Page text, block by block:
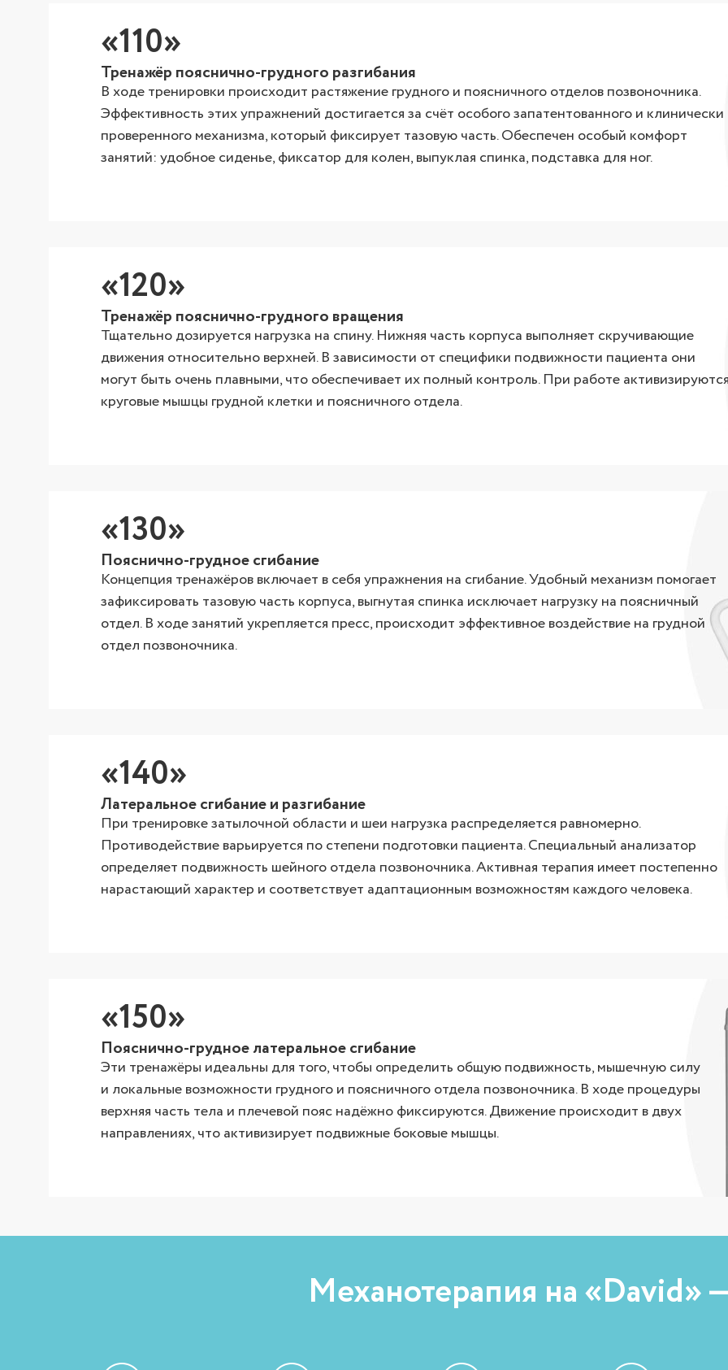
«110»
Тренажёр пояснично-грудного разгибания
В ходе тренировки происходит растяжение грудного и поясничного отделов позвоночника.
Эффективность этих упражнений достигается за счёт особого запатентованного и клинически
проверенного механизма, который фиксирует тазовую часть. Обеспечен особый комфорт
занятий: удобное сиденье, фиксатор для колен, выпуклая спинка, подставка для ног.
«120»
Тренажёр пояснично-грудного вращения
Тщательно дозируется нагрузка на спину. Нижняя часть корпуса выполняет скручивающие
движения относительно верхней. В зависимости от специфики подвижности пациента они
могут быть очень плавными, что обеспечивает их полный контроль. При работе
круговые мышцы грудной клетки и поясничного отдела.
«130»
Пояснично-грудное сгибание
Концепция тренажёров включает в себя упражнения на сгибание. Удобный механизм помогает
зафиксировать тазовую часть корпуса, выгнутая спинка исключает нагрузку на поясничный
отдел. В ходе занятий укрепляется пресс, происходит эффективное воздействие на грудной
отдел позвоночника.
«140»
Латеральное сгибание и разгибание
При тренировке затылочной области и шеи нагрузка распределяется равномерно.
Противодействие варьируется по степени подготовки пациента. Специальный анализатор
определяет подвижность шейного отдела позвоночника. Активная терапия имеет постепенно
нарастающий характер и соответствует адаптационным возможностям каждого человека.
«150»
Пояснично-грудное латеральное сгибание
Эти тренажёры идеальны для того, чтобы определить общую подвижность, мышечную силу
и локальные возможности грудного и поясничного отдела позвоночника. В ходе процедуры
верхняя часть тела и плечевой пояс надёжно фиксируются. Движение происходит в двух
направлениях, что активизирует подвижные боковые мышцы.
Механотерапия на «David»